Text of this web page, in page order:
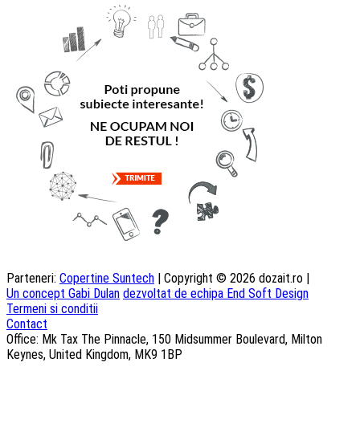
Parteneri: Copertine Suntech | Copyright © 2026 dozait.ro |
Un concept Gabi Dulan dezvoltat de echipa End Soft Design
Termeni si conditii
Contact
Office: Mk Tax The Pinnacle, 150 Midsummer Boulevard, Milton
Keynes, United Kingdom, MK9 1BP